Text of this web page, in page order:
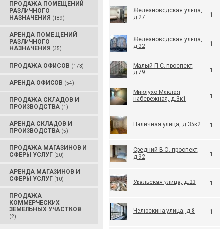
ПРОДАЖА ПОМЕЩЕНИЙ
РАЗЛИЧНОГО
НАЗНАЧЕНИЯ (189)
АРЕНДА ПОМЕЩЕНИЙ
РАЗЛИЧНОГО
НАЗНАЧЕНИЯ (35)
ПРОДАЖА ОФИСОВ (173)
АРЕНДА ОФИСОВ (54)
ПРОДАЖА СКЛАДОВ И
ПРОИЗВОДСТВА (1)
АРЕНДА СКЛАДОВ И
ПРОИЗВОДСТВА (5)
ПРОДАЖА МАГАЗИНОВ И
СФЕРЫ УСЛУГ (20)
АРЕНДА МАГАЗИНОВ И
СФЕРЫ УСЛУГ (10)
ПРОДАЖА
КОММЕРЧЕСКИХ
ЗЕМЕЛЬНЫХ УЧАСТКОВ
(2)
Железноводская улица,
д.27
1
Железноводская улица,
д.32
1
Малый П.С. проспект,
д.79
1
Миклухо-Маклая
набережная, д.3к1
1
Наличная улица, д.35к2 1
Средний В.О. проспект,
д.92
1
Уральская улица, д.23 1
Челюскина улица, д.8 1